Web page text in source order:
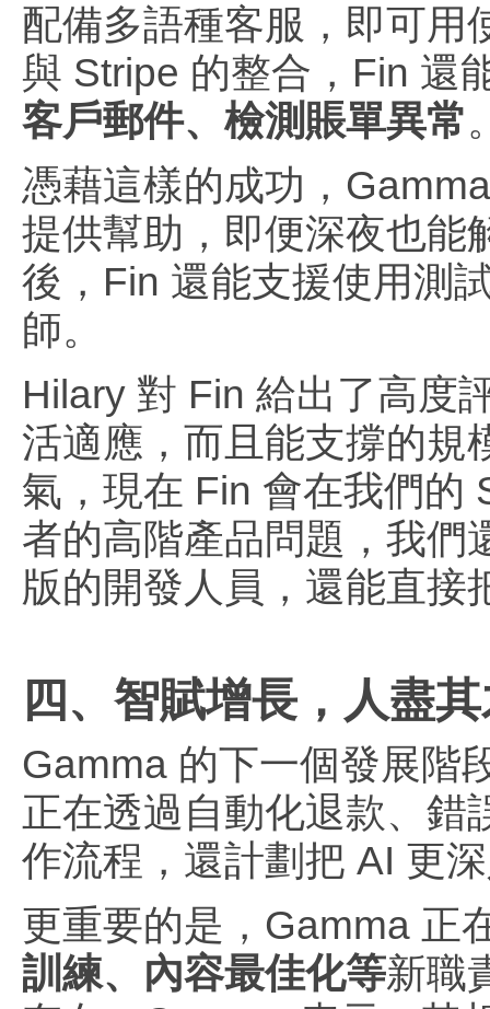
配備多語種客服，即可用
與 Stripe 的整合，Fin 還
客戶郵件、檢測賬單異常
憑藉這樣的成功，
提供幫助，即便深夜也能
後，Fin 還能支援使用測
師。
Hilary 對 Fin 給出了高度
活適應，而且能支撐的規
氣，現在 Fin 會在我們的
者的高階產品問題，我們
版的開發人員，還能直接
四、智賦增長，人盡
Gamma 的下一個發展階
正在透過自動化退款、錯
作流程，還計劃把 AI 更
更重要的是，Gamma
訓練、內容最佳化等新職